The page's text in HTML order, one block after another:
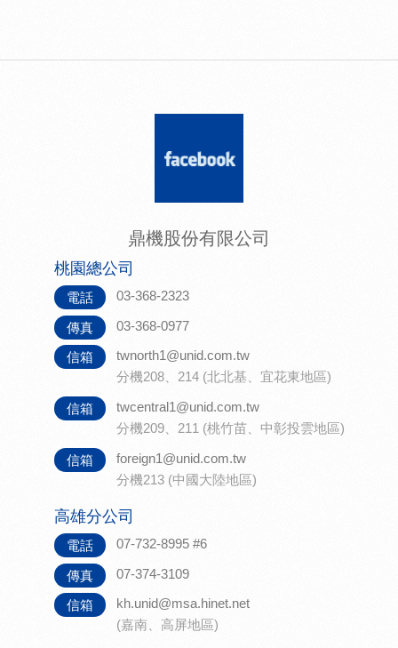
鼎機股份有限公司
桃園總公司
電話 03-368-2323
傳真 03-368-0977
信箱
twnorth1@unid.com.tw
分機208、214 (北北基、宜花東地區)
信箱
twcentral1@unid.com.tw
分機209、211 (桃竹苗、中彰投雲地區)
信箱
foreign1@unid.com.tw
分機213 (中國大陸地區)
高雄分公司
電話 07-732-8995 #6
傳真 07-374-3109
信箱
kh.unid@msa.hinet.net
(嘉南、高屏地區)